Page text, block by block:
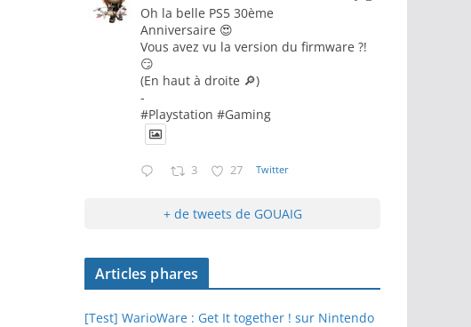
Oh la belle PS5 30ème
Anniversaire 😍
Vous avez vu la version du firmware ?!
😏
(En haut à droite 🔎)
-
#Playstation #Gaming
3 27 Twitter
+ de tweets de GOUAIG
Articles phares
[Test] WarioWare : Get It together ! sur Nintendo